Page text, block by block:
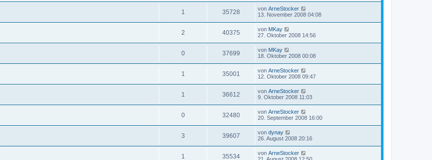
1 35728 von ArneStocker
13. November 2008 04:08
2 40375 von MKay
27. Oktober 2008 14:56
0 37699 von MKay
18. Oktober 2008 00:08
1 35001 von ArneStocker
12. Oktober 2008 09:47
1 36612 von ArneStocker
9. Oktober 2008 11:03
0 32480 von ArneStocker
20. September 2008 16:00
3 39607 von dynay
26. August 2008 20:16
1 35534 von ArneStocker
21. August 2008 12:50